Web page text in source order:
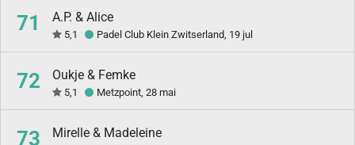
71 A.P. & Alice
5,1 Padel Club Klein Zwitserland, 19 jul
72 Oukje & Femke
5,1 Metzpoint, 28 mai
73 Mirelle & Madeleine